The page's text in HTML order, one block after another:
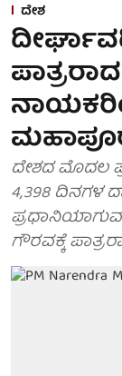
ದೇಶ
ದೇಶದ ಮೊದಲ
4,398 ದಿನಗಳ
ಗೌರವಕ್ಕೆ